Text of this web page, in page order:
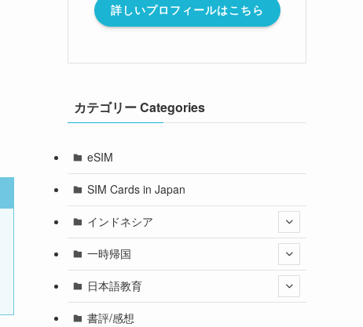
詳しいプロフィールはこちら
カテゴリー Categories
eSIM
SIM Cards in Japan
インドネシア
一時帰国
日本語教育
書評/感想